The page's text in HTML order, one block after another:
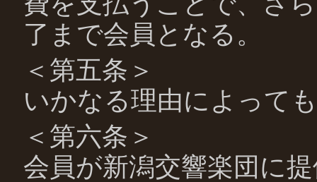
了まで会員となる。
＜第五条＞
いかなる理由によって
＜第六条＞
会員が新潟交響楽団に